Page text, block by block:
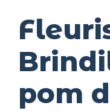
pom